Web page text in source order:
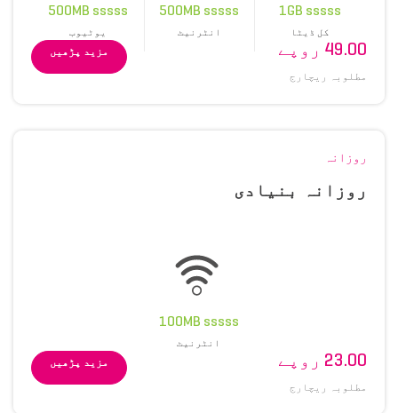
1GB sssss
کل ڈیٹا
500MB sssss
انٹرنیٹ
500MB sssss
یوٹیوب
49.00 روپے
مطلوبہ ریچارج
مزید پڑھیں
روزانہ
روزانہ بنیادی
100MB sssss
انٹرنیٹ
23.00 روپے
مطلوبہ ریچارج
مزید پڑھیں